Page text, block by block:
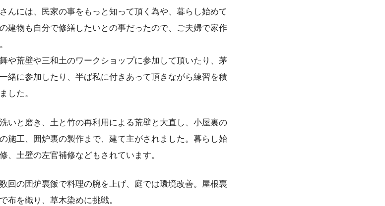
んには、民家の事をもっと知って頂く為や、暮らし始めて
建物も自分で修繕したいとの事だったので、ご夫婦で家作
や荒壁や三和土のワークショップに参加して頂いたり、茅
緒に参加したり、半ば私に付きあって頂きながら練習を積
した。
いと磨き、土と竹の再利用による荒壁と大直し、小屋裏の
施工、囲炉裏の製作まで、建て主がされました。暮らし始
、土壁の左官補修などもされています。
回の囲炉裏飯で料理の腕を上げ、庭では環境改善。屋根裏
布を織り、草木染めに挑戦。